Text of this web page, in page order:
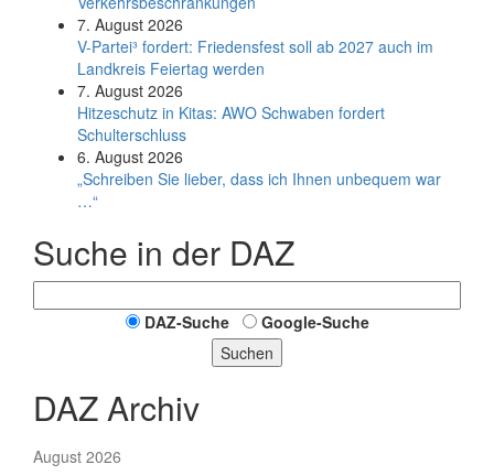
7. August 2026
V-Partei­³ fordert: Friedens­fest soll ab 2027 auch im
Land­kreis Feier­tag werden
7. August 2026
Hitzeschutz in Kitas: AWO Schwaben fordert
Schulterschluss
6. August 2026
„Schreiben Sie lieber, dass ich Ihnen unbequem war
…“
Suche in der DAZ
DAZ-Suche
Google-Suche
Suchen
DAZ Archiv
August 2026